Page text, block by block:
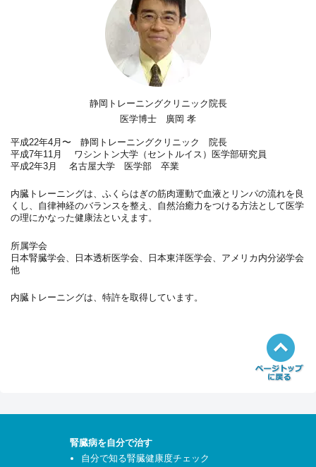
静岡トレーニングクリニック院長
医学博士 廣岡 孝
平成22年4月〜 静岡トレーニングクリニック 院長
平成7年11月 ワシントン大学（セントルイス）医学部研究員
平成2年3月 名古屋大学 医学部 卒業
内臓トレーニングは、ふくらはぎの筋肉運動で血液とリンパの流れを良
くし、自律神経のバランスを整え、自然治癒力をつける方法として医学
の理にかなった健康法といえます。
所属学会
日本腎臓学会、日本透析医学会、日本東洋医学会、アメリカ内分泌学会
他
内臓トレーニングは、特許を取得しています。
腎臓病を自分で治す
自分で知る腎臓健康度チェック